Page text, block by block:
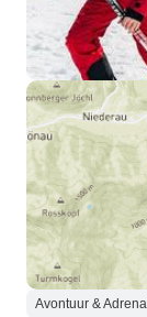
Avontuur &